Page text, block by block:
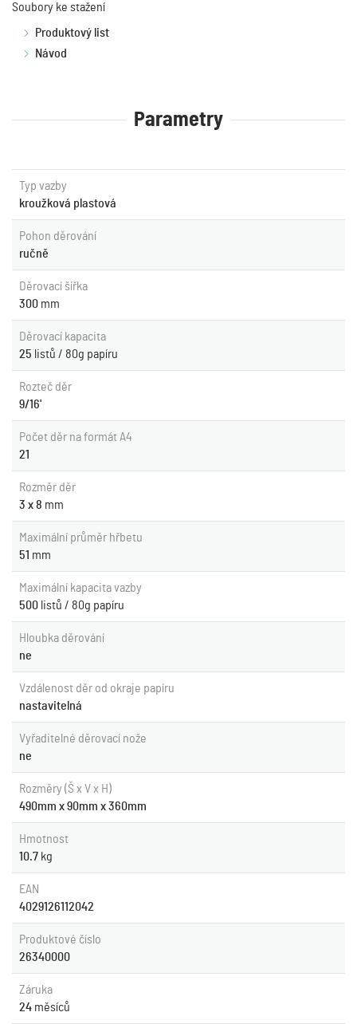
Soubory ke stažení
Produktový list
Návod
Parametry
Typ vazby
kroužková plastová
Pohon děrování
ručně
Děrovací šířka
300 mm
Děrovací kapacita
25 listů / 80g papíru
Rozteč děr
9/16'
Počet děr na formát A4
21
Rozměr děr
3 x 8 mm
Maximální průměr hřbetu
51 mm
Maximální kapacita vazby
500 listů / 80g papíru
Hloubka děrování
ne
Vzdálenost děr od okraje papíru
nastavitelná
Vyřaditelné děrovací nože
ne
Rozměry (Š x V x H)
490mm x 90mm x 360mm
Hmotnost
10.7 kg
EAN
4029126112042
Produktové číslo
26340000
Záruka
24 měsíců